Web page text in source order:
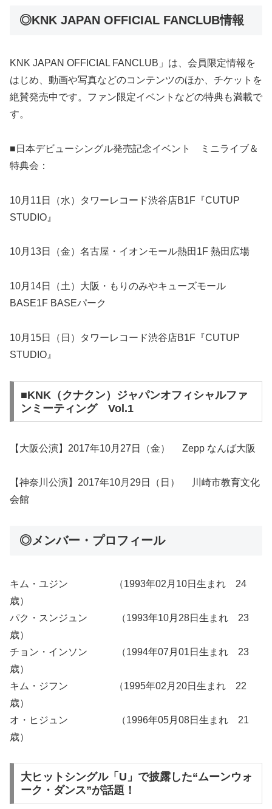
◎KNK JAPAN OFFICIAL FANCLUB情報
KNK JAPAN OFFICIAL FANCLUB」は、会員限定情報を
はじめ、動画や写真などのコンテンツのほか、チケットを
絶賛発売中です。ファン限定イベントなどの特典も満載で
す。
■日本デビューシングル発売記念イベント ミニライブ＆
特典会：
10月11日（水）タワーレコード渋谷店B1F『CUTUP
STUDIO』
10月13日（金）名古屋・イオンモール熱田1F 熱田広場
10月14日（土）大阪・もりのみやキューズモール
BASE1F BASEパーク
10月15日（日）タワーレコード渋谷店B1F『CUTUP
STUDIO』
■KNK（クナクン）ジャパンオフィシャルファ
ンミーティング Vol.1
【大阪公演】2017年10月27日（金） Zepp なんば大阪
【神奈川公演】2017年10月29日（日） 川崎市教育文化
会館
◎メンバー・プロフィール
キム・ユジン （1993年02月10日生まれ 24
歳）
パク・スンジュン （1993年10月28日生まれ 23
歳）
チョン・インソン （1994年07月01日生まれ 23
歳）
キム・ジフン （1995年02月20日生まれ 22
歳）
オ・ヒジュン （1996年05月08日生まれ 21
歳）
大ヒットシングル「U」で披露した“ムーンウォ
ーク・ダンス”が話題！